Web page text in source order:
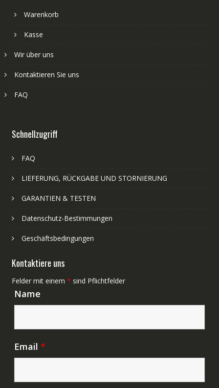
Warenkorb
Kasse
Wir über uns
Kontaktieren Sie uns
FAQ
Schnellzugriff
FAQ
LIEFERUNG, RÜCKGABE UND STORNIERUNG
GARANTIEN & TESTEN
Datenschutz-Bestimmungen
Geschäftsbedingungen
Kontaktiere uns
Felder mit einem * sind Pflichtfelder
Name
Email *